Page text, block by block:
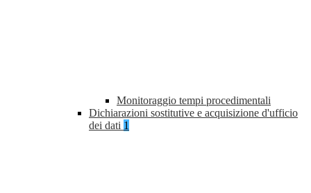
Monitoraggio tempi procedimentali
Dichiarazioni sostitutive e acquisizione d'ufficio
dei dati 1